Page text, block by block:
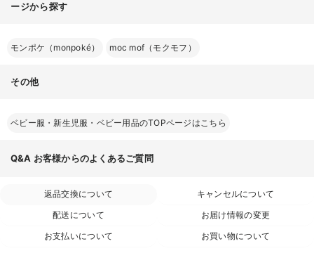
ージから探す
モンポケ（monpoké） moc mof（モクモフ）
その他
ベビー服・新生児服・ベビー用品のTOPページはこちら
Q&A お客様からのよくあるご質問
返品交換について
キャンセルについて
配送について
お届け情報の変更
お支払いについて
お買い物について
お気に入り商品を確認する